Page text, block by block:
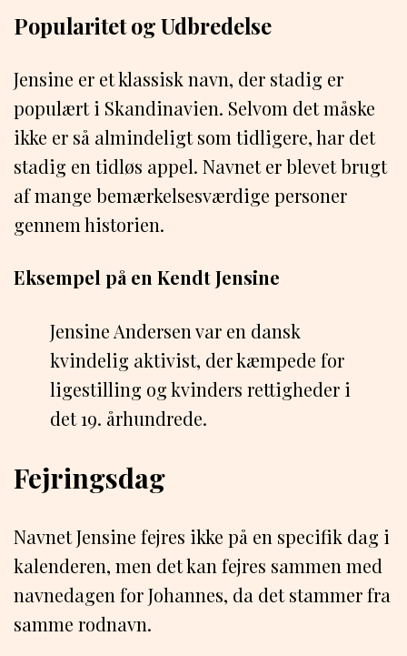
Popularitet og Udbredelse
Jensine er et klassisk navn, der stadig er
populært i Skandinavien. Selvom det måske
ikke er så almindeligt som tidligere, har det
stadig en tidløs appel. Navnet er blevet brugt
af mange bemærkelsesværdige personer
gennem historien.
Eksempel på en Kendt Jensine
Jensine Andersen var en dansk
kvindelig aktivist, der kæmpede for
ligestilling og kvinders rettigheder i
det 19. århundrede.
Fejringsdag
Navnet Jensine fejres ikke på en specifik dag i
kalenderen, men det kan fejres sammen med
navnedagen for Johannes, da det stammer fra
samme rodnavn.